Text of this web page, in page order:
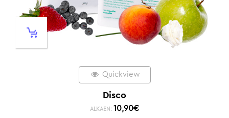
Quickview
Disco
ALKAEN: 10,90€